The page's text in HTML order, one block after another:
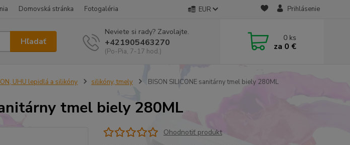
Domovská stránka Fotogaléria EUR Prihlásenie
Hľadať
Neviete si rady? Zavolajte.
+421905463270
(Po-Pia, 7-17 hod.)
0 ks
za 0 €
UHU lepidlá a silikóny silikóny, tmely BISON SILICONE sanitárny tmel biely 280ML
tmel biely 280ML
Ohodnotiť produkt